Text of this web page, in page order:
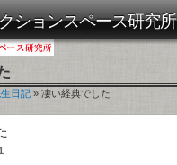
ションスペース研究所
日記 » 凄い経典でした